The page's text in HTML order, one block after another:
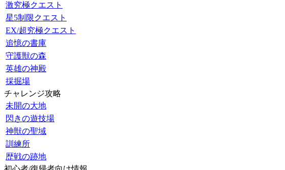
激究極クエスト
星5制限クエスト
EX/超究極クエスト
追憶の書庫
守護獣の森
英雄の神殿
採掘場
チャレンジ攻略
未開の大地
閃きの遊技場
神獣の聖域
訓練所
歴戦の跡地